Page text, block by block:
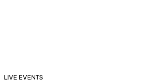
LIVE EVENTS